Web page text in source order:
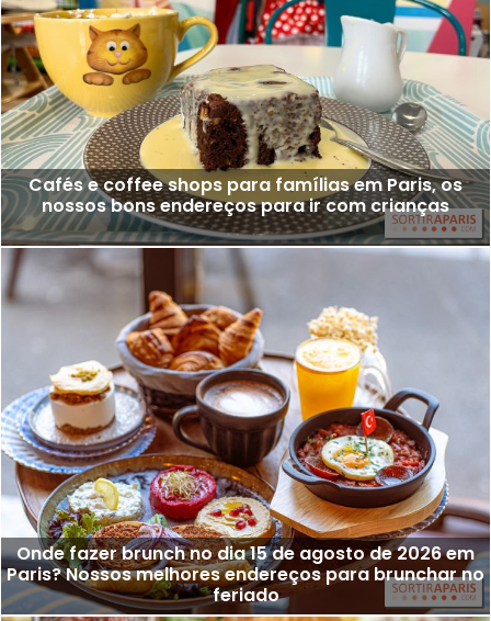
Cafés e coffee shops para famílias em Paris, os
nossos bons endereços para ir com crianças
Onde fazer brunch no dia 15 de agosto de 2026 em
Paris? Nossos melhores endereços para brunchar no
feriado